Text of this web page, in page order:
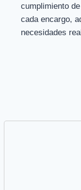
cumplimiento
cada encargo,
necesidades